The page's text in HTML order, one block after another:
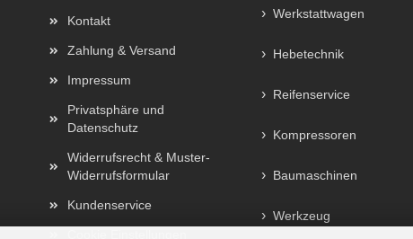
Kontakt
Zahlung & Versand
Impressum
Privatsphäre und
Datenschutz
Widerrufsrecht & Muster-
Widerrufsformular
Kundenservice
Werkstattwagen
Hebetechnik
Reifenservice
Kompressoren
Baumaschinen
Werkzeug